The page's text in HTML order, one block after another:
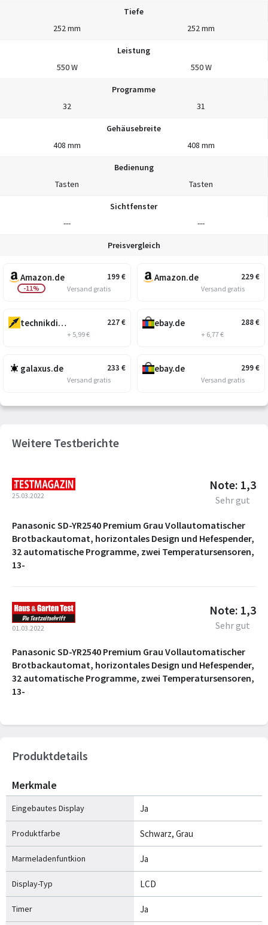
Tiefe
252 mm
252 mm
Leistung
550 W
550 W
Programme
32
31
Gehäusebreite
408 mm
408 mm
Bedienung
Tasten
Tasten
Sichtfenster
---
---
Preisvergleich
199€
Amazon.de
-11% Versand gratis
227€
technikdirekt.de
+ 5,99 €
233 €
galaxus.de
Versand gratis
229€
Amazon.de
Versand gratis
288€
ebay.de
+ 6,77 €
299€
ebay.de
Versand gratis
Weitere Testberichte
25.03.2022
Note: 1,3
Sehr gut
Panasonic SD-YR2540 Premium Grau Vollautomatischer
Brotbackautomat, horizontales Design und Hefespender,
32 automatische Programme, zwei Temperatursensoren,
13-
01.03.2022
Note: 1,3
Sehr gut
Panasonic SD-YR2540 Premium Grau Vollautomatischer
Brotbackautomat, horizontales Design und Hefespender,
32 automatische Programme, zwei Temperatursensoren,
13-
Produktdetails
Merkmale
Eingebautes Display Ja
Produktfarbe Schwarz, Grau
Marmeladenfuntkion Ja
Display-Typ LCD
Timer Ja